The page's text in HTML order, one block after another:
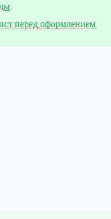
перед оформлением